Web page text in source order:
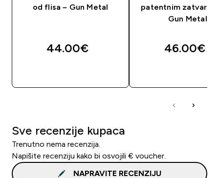
od flisa – Gun Metal
44.00€‎
patentnim
Gun Metal
46.00€‎
Sve recenzije kupaca
Trenutno nema recenzija.
Napišite recenziju kako bi osvojili € voucher.
NAPRAVITE RECENZIJU